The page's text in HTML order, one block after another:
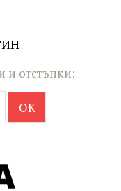
и отстъпки: